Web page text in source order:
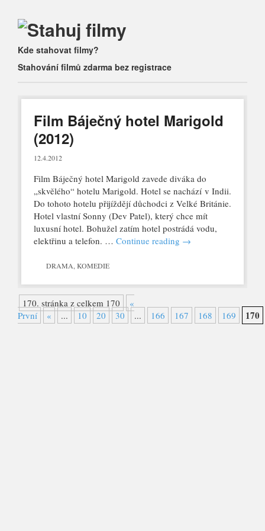
Main menu
Skip
to
content
Kde stahovat filmy?
Stahování filmů zdarma bez registrace
Film Báječný hotel Marigold
(2012)
12.4.2012
Film Báječný hotel Marigold zavede diváka do
„skvělého“ hotelu Marigold. Hotel se nachází v Indii.
Do tohoto hotelu přijíždějí důchodci z Velké Británie.
Hotel vlastní Sonny (Dev Patel), který chce mít
luxusní hotel. Bohužel zatím hotel postrádá vodu,
elektřinu a telefon. … Continue reading →
DRAMA KOMEDIE
170. stránka z celkem 170
«
První
« ... 10 20 30 ... 166 167 168 169 170